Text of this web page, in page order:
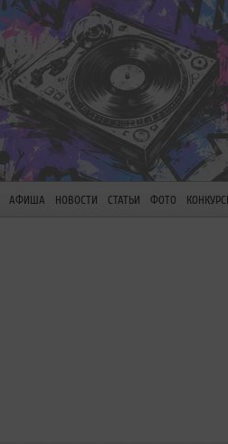
АФИША НОВОСТИ СТАТЬИ ФОТО